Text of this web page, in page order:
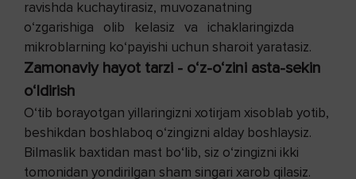
ravishda kuchaytirasiz, muvozanatning
o‘zgarishiga olib kelasiz va ichaklaringizda
mikroblarning ko‘payishi uchun sharoit yaratasiz.
Zamonaviy hayot tarzi - o‘z-o‘zini asta-sekin
o‘ldirish
O‘tib borayotgan yillaringizni xotirjam xisoblab yotib,
beshikdan boshlaboq o‘zingizni alday boshlaysiz.
Bilmaslik baxtidan mast bo‘lib, siz o‘zingizni ikki
tomonidan yondirilgan sham singari xarob qilasiz.